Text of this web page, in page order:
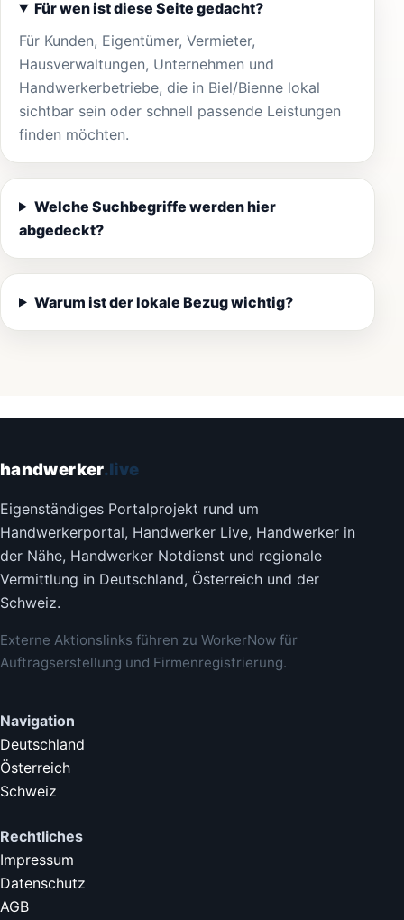
Für wen ist diese Seite gedacht?
Für Kunden, Eigentümer, Vermieter,
Hausverwaltungen, Unternehmen und
Handwerkerbetriebe, die in Biel/Bienne lokal
sichtbar sein oder schnell passende Leistungen
finden möchten.
Welche Suchbegriffe werden hier
abgedeckt?
Warum ist der lokale Bezug wichtig?
handwerker.live
Eigenständiges Portalprojekt rund um
Handwerkerportal, Handwerker Live, Handwerker in
der Nähe, Handwerker Notdienst und regionale
Vermittlung in Deutschland, Österreich und der
Schweiz.
Externe Aktionslinks führen zu WorkerNow für
Auftragserstellung und Firmenregistrierung.
Navigation
Deutschland
Österreich
Schweiz
Rechtliches
Impressum
Datenschutz
AGB